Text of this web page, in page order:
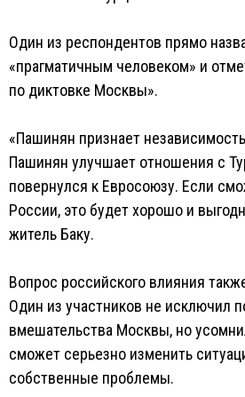
Один из респондентов прямо
«прагматичным человеком» и
по диктовке Москвы».
«Пашинян признает
Пашинян улучшает отношения с
повернулся к Евросоюзу. Если
России, это будет хорошо и
житель Баку.
Вопрос российского влияния
Один из участников не исключил
вмешательства Москвы, но
сможет серьезно изменить
собственные проблемы.